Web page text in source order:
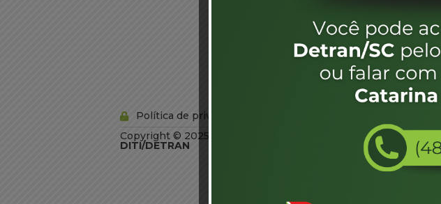
Política de privacidade
Copyright © 2025 Todos os Direitos Reservados SC - Governo
DITI/DETRAN